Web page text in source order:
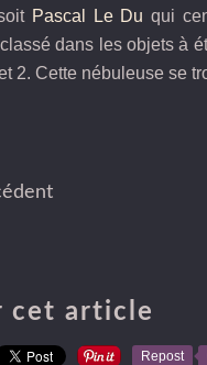
Pascal Le Du qui
dans les objets à
2. Cette nébuleuse se
cet article
Repost